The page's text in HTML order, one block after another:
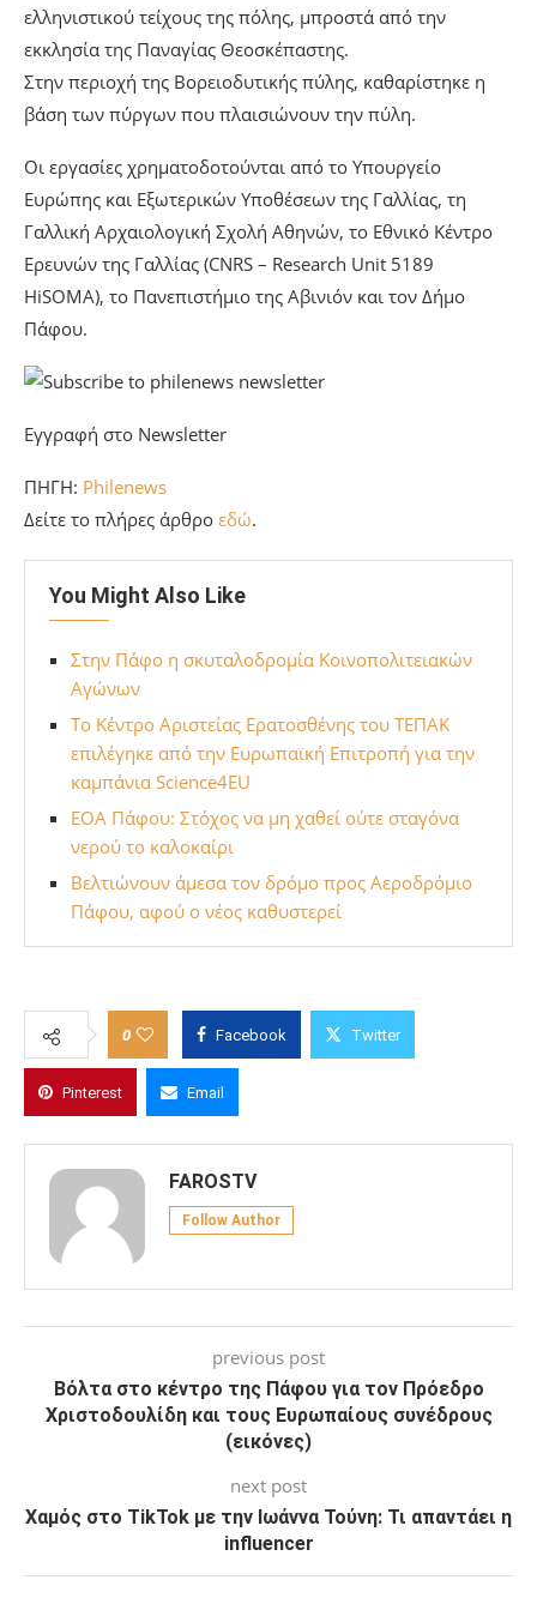
ελληνιστικού τείχους της πόλης, μπροστά από την
εκκλησία της Παναγίας Θεοσκέπαστης.
Στην περιοχή της Βορειοδυτικής πύλης, καθαρίστηκε η
βάση των πύργων που πλαισιώνουν την πύλη.
Οι εργασίες χρηματοδοτούνται από το Υπουργείο
Ευρώπης και Εξωτερικών Υποθέσεων της Γαλλίας, τη
Γαλλική Αρχαιολογική Σχολή Αθηνών, το Εθνικό Κέντρο
Ερευνών της Γαλλίας (CNRS – Research Unit 5189
HiSOMA), το Πανεπιστήμιο της Αβινιόν και τον Δήμο
Πάφου.
Εγγραφή στο Newsletter
ΠΗΓΗ: Philenews
Δείτε το πλήρες άρθρο εδώ.
You Might Also Like
Στην Πάφο η σκυταλοδρομία Κοινοπολιτειακών
Αγώνων
To Κέντρο Αριστείας Ερατοσθένης του ΤΕΠΑΚ
επιλέγηκε από την Ευρωπαϊκή Επιτροπή για την
καμπάνια Science4EU
ΕΟΑ Πάφου: Στόχος να μη χαθεί ούτε σταγόνα
νερού το καλοκαίρι
Βελτιώνουν άμεσα τον δρόμο προς Αεροδρόμιο
Πάφου, αφού ο νέος καθυστερεί
0 Facebook Twitter
Pinterest Email
FAROSTV
Follow Author
previous post
Βόλτα στο κέντρο της Πάφου για τον Πρόεδρο
Χριστοδουλίδη και τους Ευρωπαίους συνέδρους
(εικόνες)
next post
Χαμός στο TikTok με την Ιωάννα Τούνη: Τι απαντάει η
influencer